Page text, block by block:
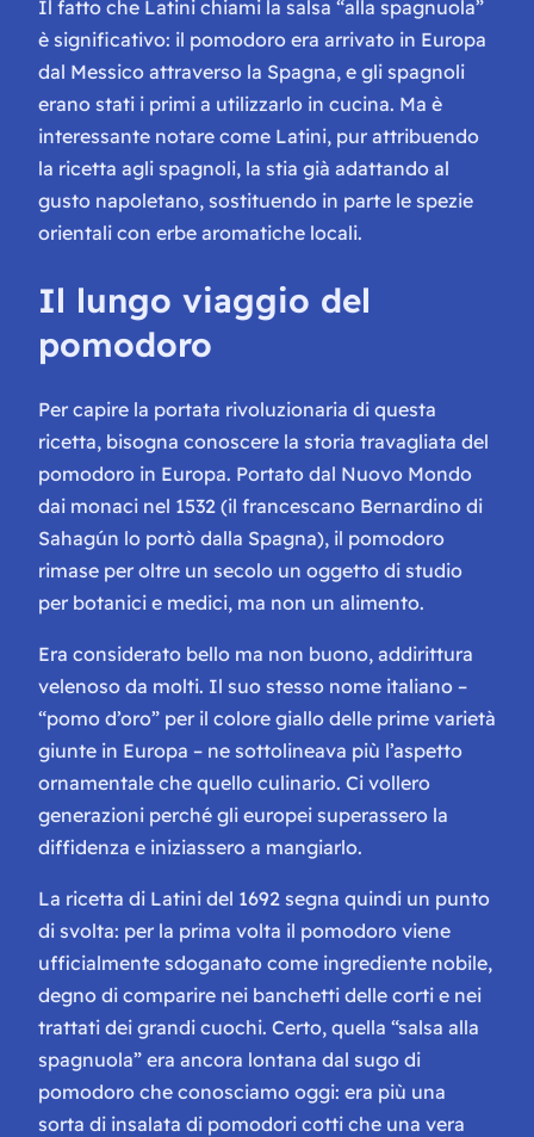
Il fatto che Latini chiami la salsa “alla spagnuola”
è significativo: il pomodoro era arrivato in Europa
dal Messico attraverso la Spagna, e gli spagnoli
erano stati i primi a utilizzarlo in cucina. Ma è
interessante notare come Latini, pur attribuendo
la ricetta agli spagnoli, la stia già adattando al
gusto napoletano, sostituendo in parte le spezie
orientali con erbe aromatiche locali.
Il lungo viaggio del
pomodoro
Per capire la portata rivoluzionaria di questa
ricetta, bisogna conoscere la storia travagliata del
pomodoro in Europa. Portato dal Nuovo Mondo
dai monaci nel 1532 (il francescano Bernardino di
Sahagún lo portò dalla Spagna), il pomodoro
rimase per oltre un secolo un oggetto di studio
per botanici e medici, ma non un alimento.
Era considerato bello ma non buono, addirittura
velenoso da molti. Il suo stesso nome italiano –
“pomo d’oro” per il colore giallo delle prime varietà
giunte in Europa – ne sottolineava più l’aspetto
ornamentale che quello culinario. Ci vollero
generazioni perché gli europei superassero la
diffidenza e iniziassero a mangiarlo.
La ricetta di Latini del 1692 segna quindi un punto
di svolta: per la prima volta il pomodoro viene
ufficialmente sdoganato come ingrediente nobile,
degno di comparire nei banchetti delle corti e nei
trattati dei grandi cuochi. Certo, quella “salsa alla
spagnuola” era ancora lontana dal sugo di
pomodoro che conosciamo oggi: era più una
sorta di insalata di pomodori cotti che una vera